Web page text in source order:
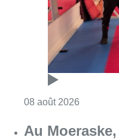
08 août 2026
Au